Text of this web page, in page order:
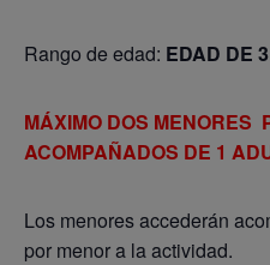
Rango de edad: EDAD DE
MÁXIMO DOS MENORES
ACOMPAÑADOS DE 1
Los menores accederán
por menor a la actividad.